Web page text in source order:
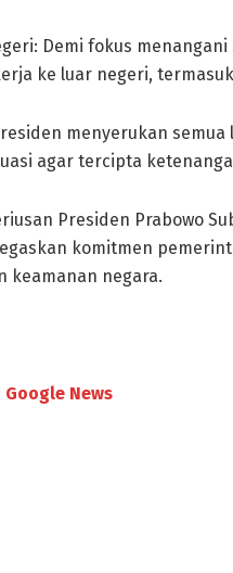
Demi fokus
ke luar negeri,
menyerukan
agar tercipta
Presiden Prabowo
komitmen
keamanan negara.
Google News